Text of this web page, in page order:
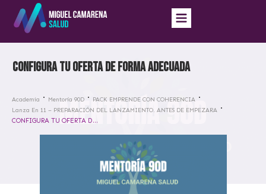
CONFIGURA TU OFERTA DE FORMA ADECUADA
Academia Mentoría 90D
PACK EMPRENDE CON COHERENCIA
Lanza En 11 – PREPARACIÓN DEL LANZAMIENTO. ANTES DE EMPEZARA
CONFIGURA TU OFERTA DE FORMA ADECUADA